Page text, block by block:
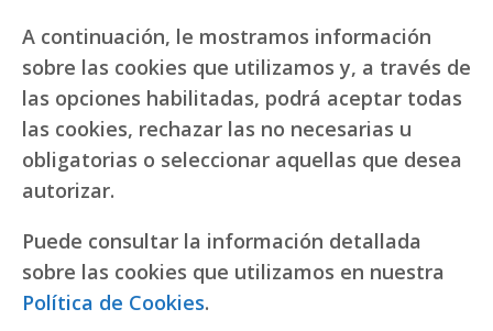
A continuación, le mostramos información
sobre las cookies que utilizamos y, a través de
las opciones habilitadas, podrá aceptar todas
las cookies, rechazar las no necesarias u
obligatorias o seleccionar aquellas que desea
autorizar.
Puede consultar la información detallada
sobre las cookies que utilizamos en nuestra
Política de Cookies.